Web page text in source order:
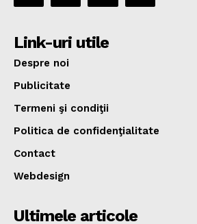
Link-uri utile
Despre noi
Publicitate
Termeni şi condiţii
Politica de confidenţialitate
Contact
Webdesign
Ultimele articole